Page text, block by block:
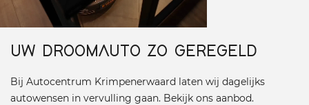
Contact
UW DROOMAUTO ZO GEREGELD
Bij Autocentrum Krimpenerwaard laten wij dagelijks
autowensen in vervulling gaan. Bekijk ons aanbod.